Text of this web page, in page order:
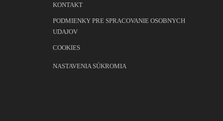
KONTAKT
PODMIENKY PRE SPRACOVANIE OSOBNYCH
UDAJOV
COOKIES
NASTAVENIA SÚKROMIA